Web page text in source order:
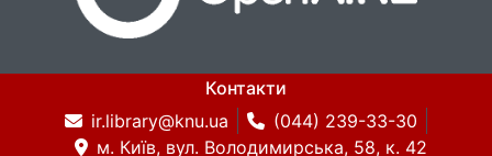
Контакти
ir.library@knu.ua
(044) 239-33-30
м. Київ, вул. Володимирська, 58, к. 42